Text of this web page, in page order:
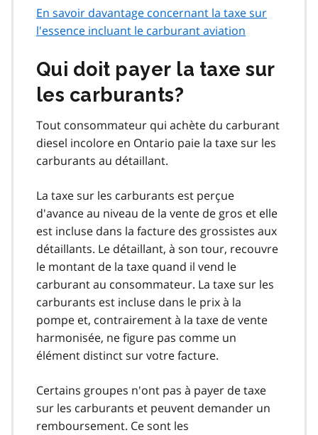
En savoir davantage concernant la taxe sur
l'essence incluant le carburant aviation
Qui doit payer la taxe sur
les carburants?
Tout consommateur qui achète du carburant
diesel incolore en Ontario paie la taxe sur les
carburants au détaillant.
La taxe sur les carburants est perçue
d'avance au niveau de la vente de gros et elle
est incluse dans la facture des grossistes aux
détaillants. Le détaillant, à son tour, recouvre
le montant de la taxe quand il vend le
carburant au consommateur. La taxe sur les
carburants est incluse dans le prix à la
pompe et, contrairement à la taxe de vente
harmonisée, ne figure pas comme un
élément distinct sur votre facture.
Certains groupes n'ont pas à payer de taxe
sur les carburants et peuvent demander un
remboursement. Ce sont les